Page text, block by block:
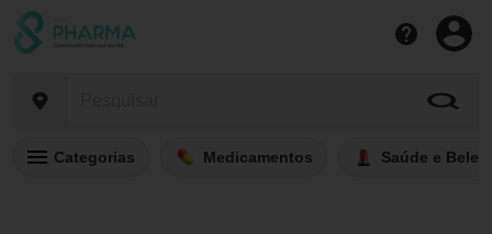
Categorias Medicamentos Saúde e